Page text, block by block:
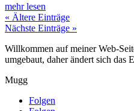
mehr lesen
« Ältere Einträge
Nächste Einträge »
Willkommen auf meiner Web-
umgebaut, daher ändert sich das
Mugg
Folgen